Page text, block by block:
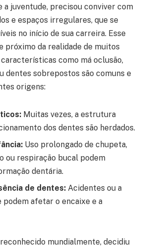
a juventude, precisou conviver com
e espaços irregulares, que se
no início de sua carreira. Esse
próximo da realidade de muitos
como má oclusão,
dentes sobrepostos são comuns e
origens:
Muitas vezes, a estrutura
dos dentes são herdados.
Uso prolongado de chupeta,
ou respiração bucal podem
dentária.
de dentes: Acidentes ou a
podem afetar o encaixe e a
mundialmente, decidiu